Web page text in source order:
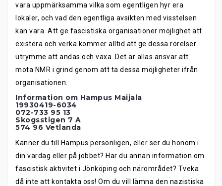
vara uppmärksamma vilka som egentligen hyr era
lokaler, och vad den egentliga avsikten med visstelsen
kan vara. Att ge fascistiska organisationer möjlighet att
existera och verka kommer alltid att ge dessa rörelser
utrymme att andas och växa. Det är allas ansvar att
mota NMR i grind genom att ta dessa möjligheter ifrån
organisationen.
Information om Hampus Maijala
19930419-6034
072-733 95 13
Skogsstigen 7 A
574 96 Vetlanda
Känner du till Hampus personligen, eller ser du honom i
din vardag eller på jobbet? Har du annan information om
fascistisk aktivitet i Jönköping och närområdet? Tveka
då inte att kontakta oss! Om du vill lämna den nazistiska